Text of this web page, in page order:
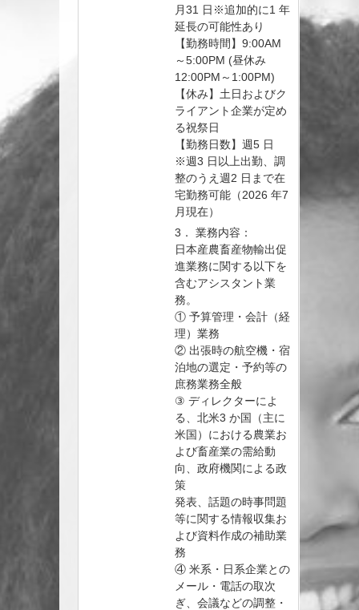
月31 日※追加的に1 年
延長の可能性あり
【勤務時間】9:00AM
～5:00PM (昼休み
12:00PM～1:00PM)
【休み】土日およびク
ライアント企業が定め
る祝祭日
【勤務日数】週5 日
※週3 日以上出勤、調
整のうえ週2 日まで在
宅勤務可能（2026 年7
月現在）
3． 業務内容：
日本産農畜産物輸出促
進業務に関する以下を
含むアシスタント業
務。
① 予算管理・会計（経
理）業務
② 出張時の航空機・宿
泊地の選定・予約等の
庶務業務全般
③ ディレクターによ
る、北米3 か国（主に
米国）における農業お
よび畜産業の需給動
向、政府機関による政
策
発表、話題の時事問題
等に関する情報収集お
よび資料作成の補助業
務
④ 米系・日系企業との
メール・電話の取次
ぎ、会議などの調整・